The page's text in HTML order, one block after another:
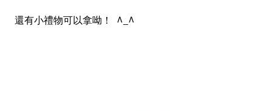
還有小禮物可以拿呦！ ^_^